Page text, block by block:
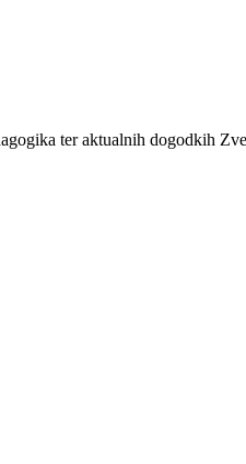
ter aktualnih dogodkih